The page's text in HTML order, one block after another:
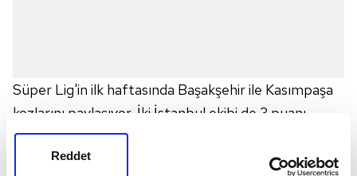
Reddet
Süper Lig'in ilk haftasında Başakşehir ile Kasımpaşa
kozlarını paylaşıyor. İki İstanbul ekibi de 3 puanı
almak için sahada. Mücadelenin canlı anlatımını
haberimizden takip edebilirsiniz.